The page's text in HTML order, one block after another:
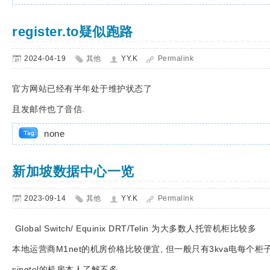
register.to疑似跑路
2024-04-19 其他 YY.K Permalink
官方网站已经有半年处于维护状态了
且发邮件也了音信.
none
新加坡数据中心一览
2023-09-14 其他 YY.K Permalink
Global Switch/ Equinix DRT/Telin 为大多数人托管机柜比较多
本地运营商M1net的机房价格比较便宜, 但一般只有3kva电每个柜